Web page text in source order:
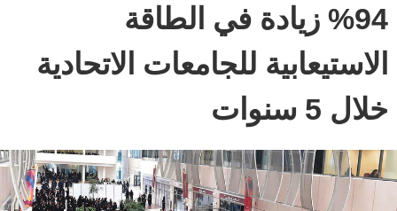
%94 زيادة في الطاقة
الاستيعابية للجامعات الاتحادية
خلال 5 سنوات